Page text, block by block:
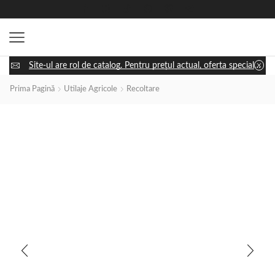
Site-ul are rol de catalog. Pentru prețul actual, oferta specială și disponibilitatea utilajului, apasă „Cere ofertă” și discută cu un consultant.
Prima Pagină Utilaje Agricole Recoltare